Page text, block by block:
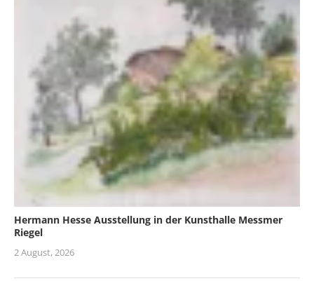
Hermann Hesse Ausstellung in der Kunsthalle Messmer
Riegel
2 August, 2026